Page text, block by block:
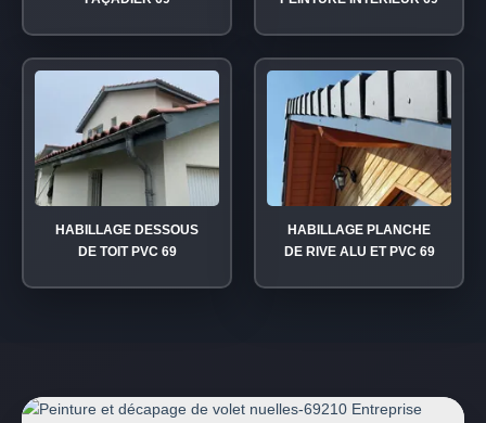
HABILLAGE DESSOUS
DE TOIT PVC 69
HABILLAGE PLANCHE
DE RIVE ALU ET PVC 69